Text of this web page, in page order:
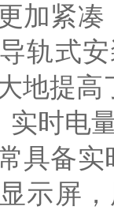
加紧
轨式
地提高
时电量
备实时
示屏